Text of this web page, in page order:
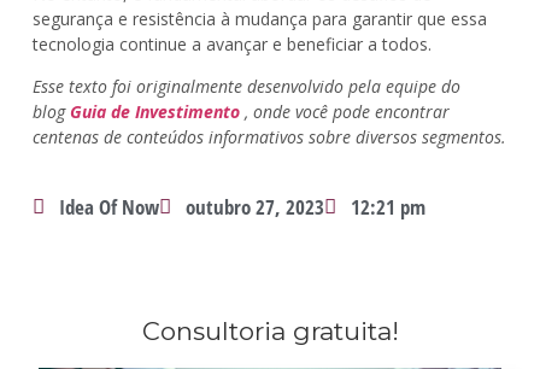
segurança e resistência à mudança para garantir que essa
tecnologia continue a avançar e beneficiar a todos.
Esse texto foi originalmente desenvolvido pela equipe do
blog Guia de Investimento , onde você pode encontrar
centenas de conteúdos informativos sobre diversos segmentos.
Idea Of Now outubro 27, 2023 12:21 pm
Consultoria gratuita!